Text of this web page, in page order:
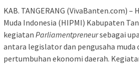
KAB. TANGERANG (VivaBanten.com) –
Muda Indonesia (HIPMI) Kabupaten
kegiatan Parliamentpreneursebagai
antara legislator dan pengusaha muda
pertumbuhan ekonomi daerah.